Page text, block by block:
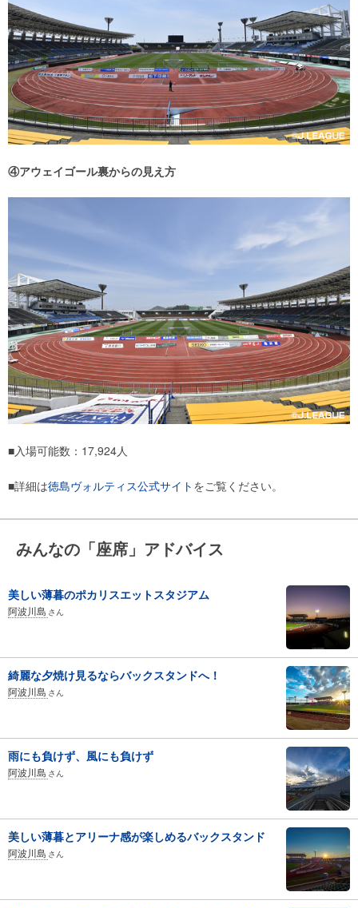
④アウェイゴール裏からの見え方
■入場可能数：17,924人
■詳細は徳島ヴォルティス公式サイト をご覧ください。
みんなの「座席」アドバイス
美しい薄暮のポカリスエットスタジアム
阿波川島 さん
綺麗な夕焼け見るならバックスタンドへ！
阿波川島 さん
雨にも負けず、風にも負けず
阿波川島 さん
美しい薄暮とアリーナ感が楽しめるバックスタンド
阿波川島 さん